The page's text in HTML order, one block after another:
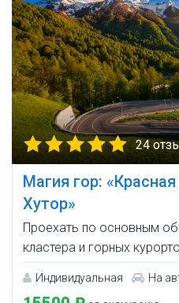
24
Магия гор:
Хутор»
Проехать по основным
кластера и горных
Индивидуальная На